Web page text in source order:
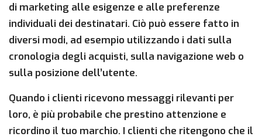
di marketing alle esigenze e alle preferenze
individuali dei destinatari. Ciò può essere fatto in
diversi modi, ad esempio utilizzando i dati sulla
cronologia degli acquisti, sulla navigazione web o
sulla posizione dell’utente.
Quando i clienti ricevono messaggi rilevanti per
loro, è più probabile che prestino attenzione e
ricordino il tuo marchio. I clienti che ritengono che il